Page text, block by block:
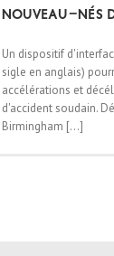
nouveau-nés
Un dispositif
sigle en anglais)
accélérations et
d'accident soudain.
Birmingham [...]